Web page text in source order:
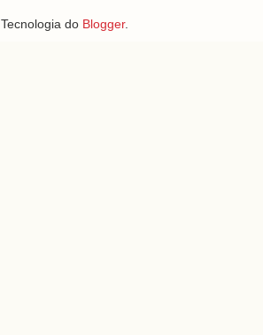
Tecnologia do Blogger.